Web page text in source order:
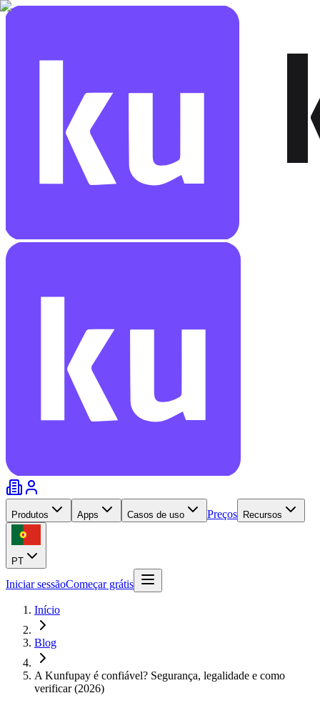
Produtos Apps Casos de uso Preços Recursos
PT
Iniciar sessãoComeçar grátis
Início
Blog
A Kunfupay é confiável? Segurança, legalidade e como
verificar (2026)